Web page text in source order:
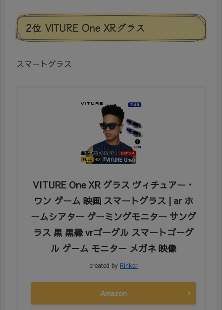
2位 VITURE One XRグラス
スマートグラス
VITURE One XR グラス ヴィチュアー・
ワン ゲーム 映画 スマートグラス | ar ホ
ームシアター ゲーミングモニター サング
ラス 黒 黒縁 vrゴーグル スマートゴーグ
ル ゲーム モニター メガネ 映像
created by Rinker
Amazon